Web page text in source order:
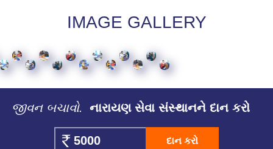
IMAGE GALLERY
જીવન બચાવો. નારાયણ સેવા સંસ્થાનને દાન કરો
દાન કરો